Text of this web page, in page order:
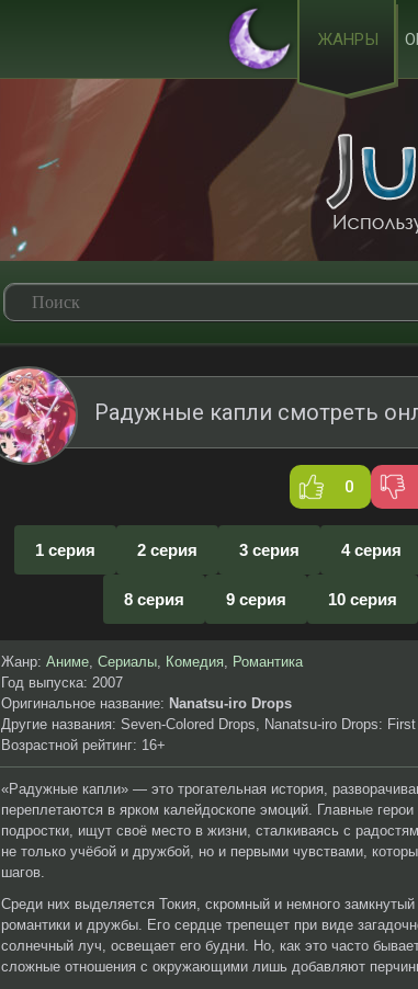
ЖАНРЫ
Радужные капли смотреть
0
1 серия 2 серия 3 серия 4 серия
8 серия 9 серия 10 серия
Жанр: Аниме, Сериалы, Комедия, Романтика
Год выпуска: 2007
Оригинальное название: Nanatsu-iro Drops
Другие названия: Seven-Colored Drops, Nanatsu-iro Drops:
Возрастной рейтинг: 16+
«Радужные капли» — это трогательная история,
переплетаются в ярком калейдоскопе эмоций. Главные
подростки, ищут своё место в жизни, сталкиваясь с
не только учёбой и дружбой, но и первыми чувствами,
шагов.
Среди них выделяется Токия, скромный и немного
романтики и дружбы. Его сердце трепещет при виде
солнечный луч, освещает его будни. Но, как это часто
сложные отношения с окружающими лишь добавляют